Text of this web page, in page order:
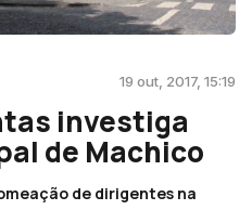
19 out, 2017, 15:19
investiga
de Machico
de dirigentes na